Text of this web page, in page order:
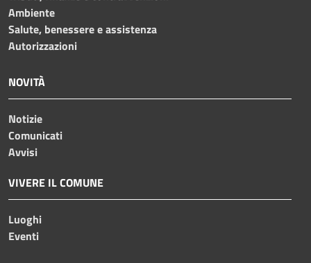
Ambiente
Salute, benessere e assistenza
Autorizzazioni
NOVITÀ
Notizie
Comunicati
Avvisi
VIVERE IL COMUNE
Luoghi
Eventi